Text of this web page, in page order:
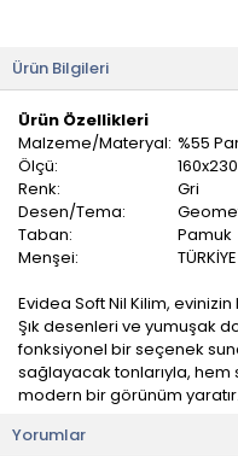
Ürün Bilgileri
Ürün Özellikleri
Malzeme/Materyal: %55
Ölçü:
Renk:
Gri
Desen/Tema:
Taban:
Pamuk
Menşei:
TÜRKİYE
Evidea Soft Nil Kilim,
Şık desenleri ve yumuşak
fonksiyonel bir seçenek
sağlayacak tonlarıyla,
modern bir görünüm yaratır.
Hem klasik hem de
Yorumlar